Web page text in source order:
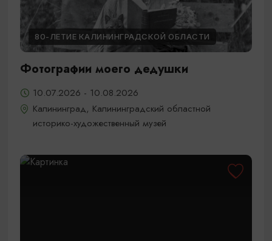
80-ЛЕТИЕ КАЛИНИНГРАДСКОЙ ОБЛАСТИ
Фотографии моего дедушки
10.07.2026 - 10.08.2026
Калининград, Калининградский областной
историко-художественный музей